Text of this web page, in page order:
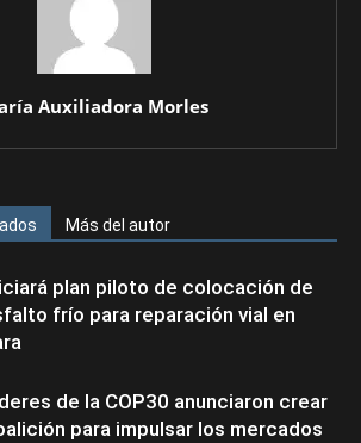
Auxiliadora Morles
Más del autor
plan piloto de colocación de
frío para reparación vial en
de la COP30 anunciaron crear
para impulsar los mercados